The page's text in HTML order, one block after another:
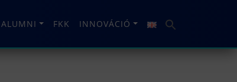
ALUMNI FKK INNOVÁCIÓ